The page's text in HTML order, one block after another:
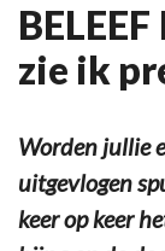
zie ik
Worden jullie
uitgevlogen
keer op keer